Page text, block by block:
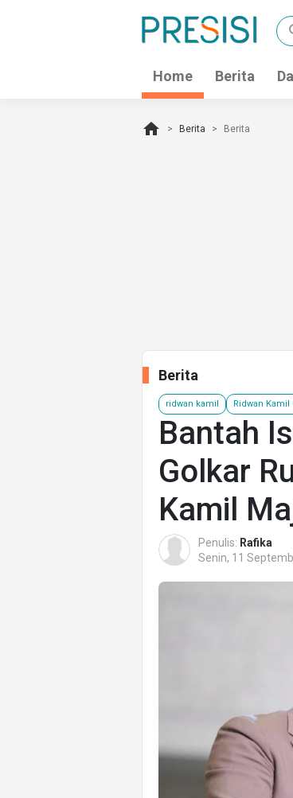
Home Berita
home Berita Berita
Berita
ridwan kamil Ridwan Kamil
Bantah
Golkar
Kamil
Penulis: Rafika
Senin, 11